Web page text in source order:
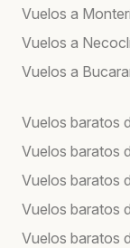
Vuelos a
Vuelos a
Vuelos a
Vuelos baratos
Vuelos baratos
Vuelos baratos
Vuelos baratos
Vuelos baratos